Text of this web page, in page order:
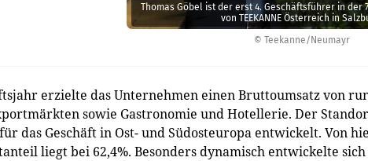
© Teekanne/Neumayr
Thomas Göbel ist der erst 4. Geschäftsführer in der
von TEEKANNE Österreich in
erzielte das Unternehmen einen Bruttoumsatz von
sowie Gastronomie und Hotellerie. Der
das Geschäft in Ost- und Südosteuropa entwickelt. Von
liegt bei 62,4%. Besonders dynamisch entwickelte